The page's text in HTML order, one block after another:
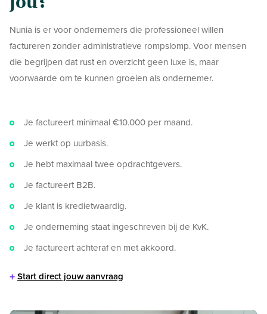
Nunia is er voor ondernemers die professioneel willen
factureren zonder administratieve rompslomp. Voor mensen
die begrijpen dat rust en overzicht geen luxe is, maar
voorwaarde om te kunnen groeien als ondernemer.
Je factureert minimaal €10.000 per maand.
Je werkt op uurbasis.
Je hebt maximaal twee opdrachtgevers.
Je factureert B2B.
Je klant is kredietwaardig.
Je onderneming staat ingeschreven bij de KvK.
Je factureert achteraf en met akkoord.
+Start direct jouw aanvraag